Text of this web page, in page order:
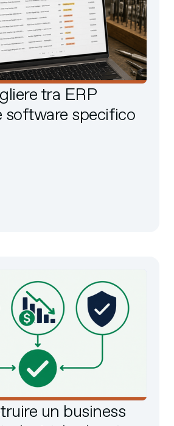
tra ERP
software specifico
un business